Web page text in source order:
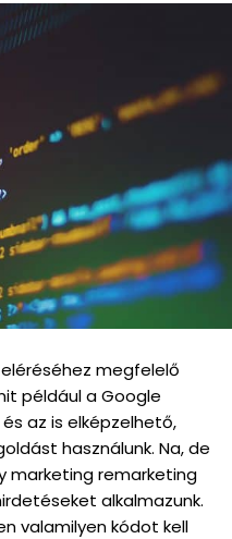
megfelelő
például a Google
az is elképzelhető,
használunk. Na, de
marketing remarketing
alkalmazunk.
valamilyen kódot kell